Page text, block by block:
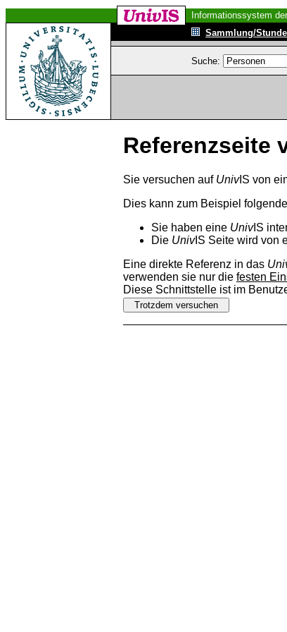
Informationssystem
Sammlung/
Suche:
Referenzseite
Sie versuchen auf UnivIS von
Dies kann zum Beispiel
Sie haben eine UnivIS
Die UnivIS Seite wird von
Eine direkte Referenz in das
verwenden sie nur die festen
Diese Schnittstelle ist im